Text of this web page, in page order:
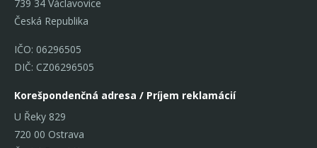
739 34 Václavovice
Česká Republika
IČO: 06296505
DIČ: CZ06296505
Korešpondenčná adresa / Príjem reklamácií
U Řeky 829
720 00 Ostrava